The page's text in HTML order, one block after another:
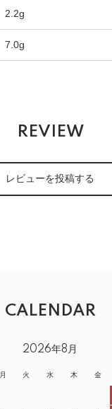
2.2g
7.0g
REVIEW
レビューを投稿する
CALENDAR
2026年8月
月 火 水 木 金